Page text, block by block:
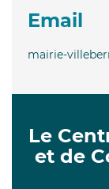
Email
mairie-
Le
et de